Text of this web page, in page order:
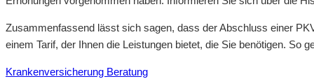
Zusammenfassend lässt sich sagen, dass der Abschluss einer
einem Tarif, der Ihnen die Leistungen bietet, die Sie benötigen. So
Krankenversicherung Beratung